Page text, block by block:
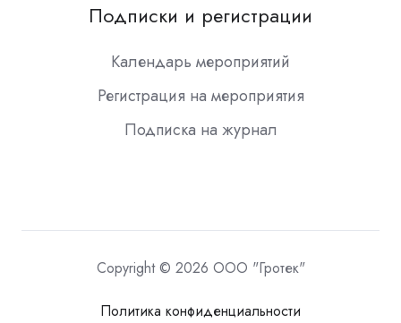
Подписки и регистрации
Календарь мероприятий
Регистрация на мероприятия
Подписка на журнал
Copyright © 2026 ООО "Гротек"
Политика конфиденциальности